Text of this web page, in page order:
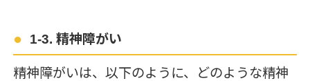
1-3. 精神障がい
精神障がいは、以下のように、どのような精神